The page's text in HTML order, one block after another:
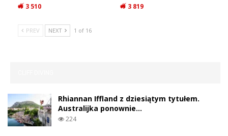
3 510 3 819
PREV NEXT 1 of 16
Rhiannan Iffland z dziesiątym tytułem.
Australijka ponownie…
224